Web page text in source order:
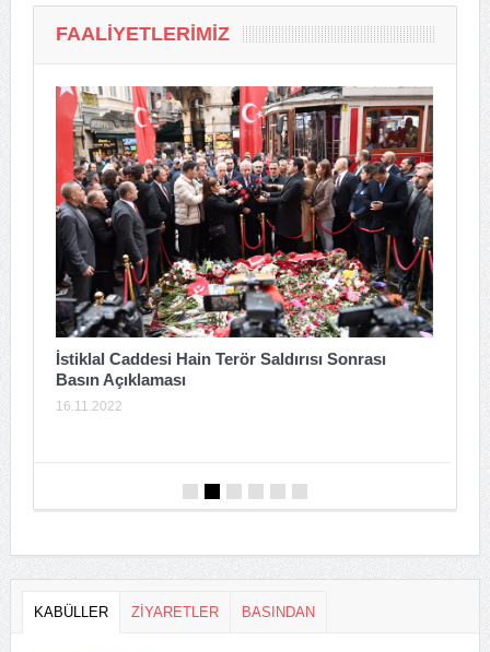
FAALIYETLERIMIZ
İstiklal Caddesi Hain Terör Saldırısı Sonrası
Basın Açıklaması
16.11.2022
KABÜLLER ZİYARETLER BASINDAN